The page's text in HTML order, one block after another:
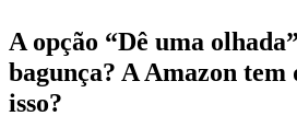
A opção “Dê uma
bagunça? A Amazon
isso?